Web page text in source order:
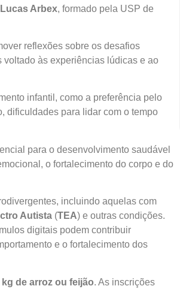
Lucas Arbex, formado pela USP de
reflexões sobre os desafios
voltado às experiências lúdicas e ao
infantil, como a preferência pelo
dificuldades para lidar com o tempo
para o desenvolvimento saudável
o fortalecimento do corpo e do
incluindo aquelas com
Autista (TEA) e outras condições.
digitais podem contribuir
e o fortalecimento dos
kg de arroz ou feijão. As inscrições